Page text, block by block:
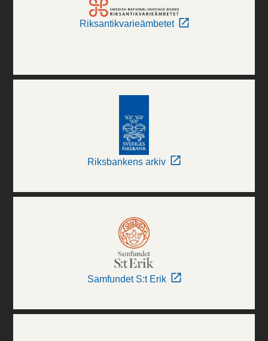
Riksantikvarieämbetet
Riksbankens arkiv
Samfundet S:t Erik